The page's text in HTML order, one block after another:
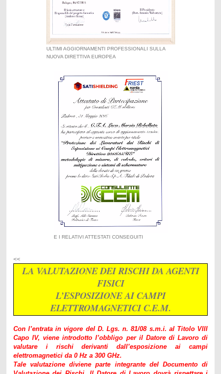
ULTIMI AGGIORNAMENTI PROFESSIONALI SULLA
NUOVA DIRETTIVA EUROPEA
E I RELATIVI ATTESTATI CONSEGUITI
<<
LA VALUTAZIONE DEI RISCHI DA AGENTI
FISICI
L’ESPOSIZIONE AI CAMPI
ELETTROMAGNETICI C.E.M.
Con l’entrata in vigore del D. Lgs. n. 81/08 s.m.i. al Titolo VIII
Capo IV, viene introdotto l’obbligo per il Datore di Lavoro di
valutare i rischi derivanti dall’esposizione ai campi
elettromagnetici da 0 Hz a 300 GHz.
Tale valutazione diviene parte integrante del Documento di